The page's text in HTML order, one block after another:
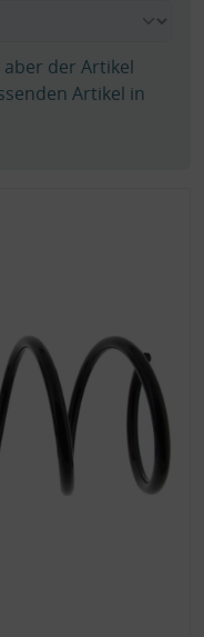
aber der Artikel
Artikel in